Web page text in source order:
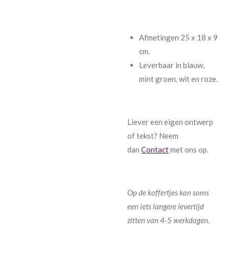
Afmetingen 25 x 18 x 9
cm.
Leverbaar in blauw,
mint groen, wit en roze.
Liever een eigen ontwerp
of tekst? Neem
dan Contactmet ons op.
Op de koffertjes kan soms
een iets langere levertijd
zitten van 4-5 werkdagen.